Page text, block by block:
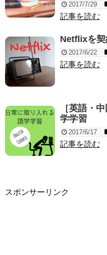
2017/7/29
記事を読む
Netflixを契
2017/6/22
記事を読む
［英語・
学学習
2017/6/17
記事を読む
スポンサーリンク